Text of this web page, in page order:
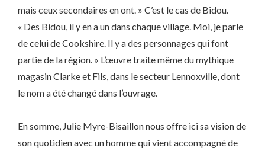
mais ceux secondaires en ont. » C’est le cas de Bidou.
« Des Bidou, il y en a un dans chaque village. Moi, je parle
de celui de Cookshire. Il y a des personnages qui font
partie de la région. » L’œuvre traite même du mythique
magasin Clarke et Fils, dans le secteur Lennoxville, dont
le nom a été changé dans l’ouvrage.
En somme, Julie Myre-Bisaillon nous offre ici sa vision de
son quotidien avec un homme qui vient accompagné de